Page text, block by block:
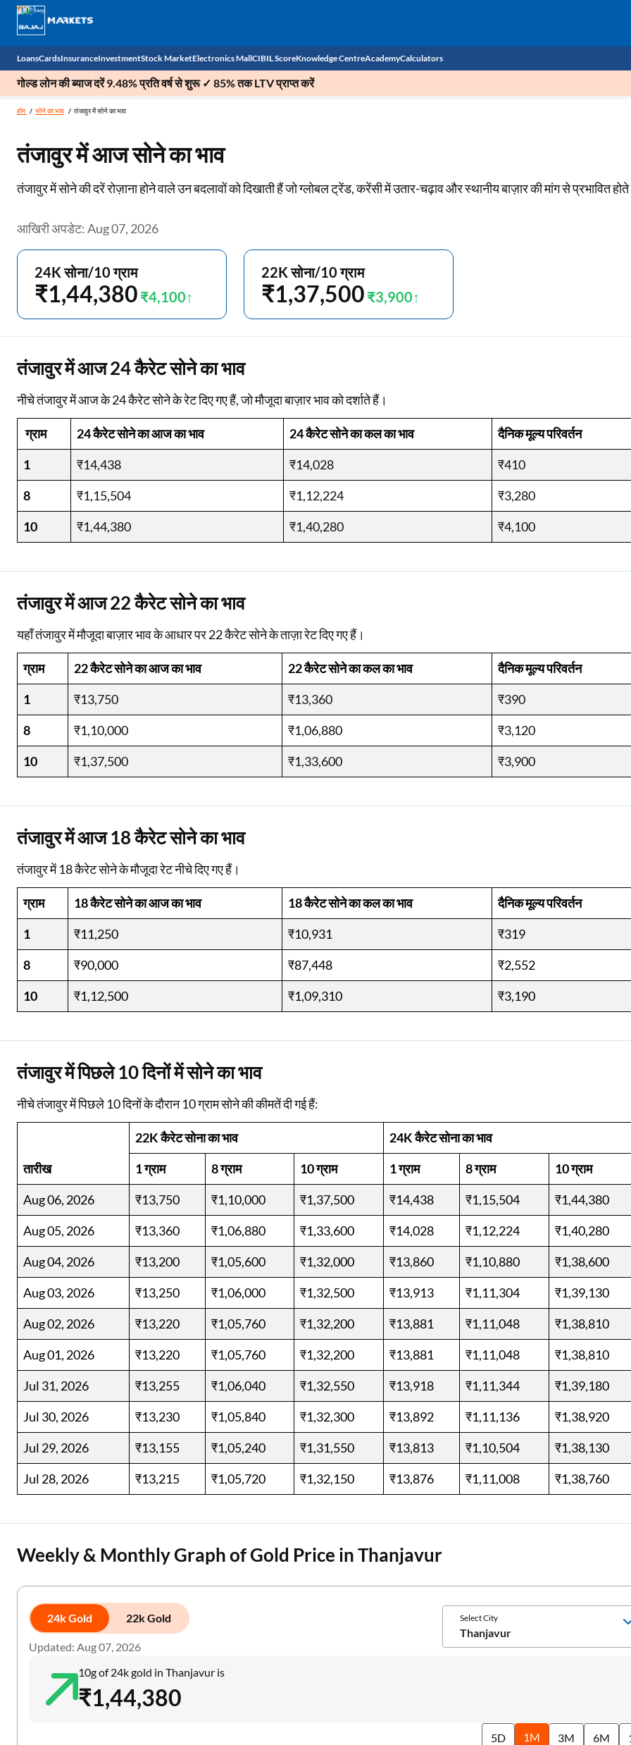
Loans
Business Loan
Home Loan
Home Loan Balance Transfer
Professional Loan
Gold Loan
Used Car Loan
Loan Against Property
ESOP Financing
Loan Against FD
Loan Against Securities
Cards
Credit Card
Forex Card
Outward Remittance
Insurance
Car Insurance
Two Wheeler Insurance
Life Insurance
Investment
Mutual Fund
National Pension Scheme (NPS)
Sovereign Gold Bond (SGB)
Bonds
Stock Market
Stocks
IPO
Stock Brokers
Stock Market News
Electronics Mall
Power Banks
Kitchen Appliances
Air conditioner
Television
CIBIL Score
Check CIBIL Score
Knowledge Centre
Sahamati
AcademyCalculators
Business Loan EMI Calculator
Home Loan Eligibility Calculator
Two-wheeler Loan EMI Calculator
IDV Calculator
Health Insurance Premium Calculator
Car Insurance Premium Calculator
Bike Insurance Premium Calculator
गोल्ड लोन की ब्याज दरें 9.48% प्रति वर्ष से शुरू ✓ 85% तक LTV प्राप्त करें
होम सोने का भाव तंजावुर में सोने का भाव
तंजावुर में आज सोने का भाव
तंजावुर में सोने की दरें रोज़ाना होने वाले उन बदलावों को दिखाती हैं जो ग्लोबल ट्रेंड, करेंसी में उतार-चढ़ाव और स्थानीय बाज़ार की मांग से प्रभावित
आखिरी अपडेट: Aug 07, 2026
24K सोना/10 ग्राम
₹1,44,380 ₹4,100
22K सोना/10 ग्राम
₹1,37,500 ₹3,900
तंजावुर में आज 24 कैरेट सोने का भाव
नीचे तंजावुर में आज के 24 कैरेट सोने के रेट दिए गए हैं, जो मौजूदा बाज़ार भाव को दर्शाते हैं।
ग्राम 24 कैरेट सोने का आज का भाव 24 कैरेट सोने का कल का भाव
दैनिक मूल्य परिवर्तन
1
₹14,438 ₹14,028
₹410
8
₹1,15,504 ₹1,12,224
₹3,280
10
₹1,44,380 ₹1,40,280 ₹4,100
तंजावुर में आज 22 कैरेट सोने का भाव
यहाँ तंजावुर में मौजूदा बाज़ार भाव के आधार पर 22 कैरेट सोने के ताज़ा रेट दिए गए हैं।
ग्राम 22 कैरेट सोने का आज का भाव 22 कैरेट सोने का कल का भाव
दैनिक मूल्य परिवर्तन
1
₹13,750 ₹13,360
₹390
8
₹1,10,000 ₹1,06,880
₹3,120
10
₹1,37,500 ₹1,33,600 ₹3,900
तंजावुर में आज 18 कैरेट सोने का भाव
तंजावुर में 18 कैरेट सोने के मौजूदा रेट नीचे दिए गए हैं।
ग्राम 18 कैरेट सोने का आज का भाव 18 कैरेट सोने का कल का भाव
दैनिक मूल्य परिवर्तन
1
₹11,250 ₹10,931
₹319
8
₹90,000 ₹87,448
₹2,552
10
₹1,12,500 ₹1,09,310 ₹3,190
तंजावुर में पिछले 10 दिनों में सोने का भाव
नीचे तंजावुर में पिछले 10 दिनों के दौरान 10 ग्राम सोने की कीमतें दी गई हैं:
तारीख
22K कैरेट सोना का भाव
24K कैरेट सोना का भाव
1 ग्राम
8 ग्राम 10 ग्राम 1 ग्राम 8 ग्राम
10 ग्राम
Aug 06, 2026
₹13,750 ₹1,10,000 ₹1,37,500 ₹14,438 ₹1,15,504
₹1,44,380
Aug 05, 2026
₹13,360 ₹1,06,880 ₹1,33,600 ₹14,028 ₹1,12,224
₹1,40,280
Aug 04, 2026
₹13,200 ₹1,05,600 ₹1,32,000 ₹13,860 ₹1,10,880
₹1,38,600
Aug 03, 2026
₹13,250 ₹1,06,000 ₹1,32,500 ₹13,913 ₹1,11,304
₹1,39,130
Aug 02, 2026
₹13,220 ₹1,05,760 ₹1,32,200 ₹13,881 ₹1,11,048
₹1,38,810
Aug 01, 2026
₹13,220 ₹1,05,760 ₹1,32,200 ₹13,881 ₹1,11,048
₹1,38,810
Jul 31, 2026
₹13,255 ₹1,06,040 ₹1,32,550 ₹13,918 ₹1,11,344
₹1,39,180
Jul 30, 2026
₹13,230 ₹1,05,840 ₹1,32,300 ₹13,892 ₹1,11,136
₹1,38,920
Jul 29, 2026
₹13,155 ₹1,05,240 ₹1,31,550 ₹13,813 ₹1,10,504
₹1,38,130
Jul 28, 2026
₹13,215 ₹1,05,720 ₹1,32,150 ₹13,876 ₹1,11,008 ₹1,38,760
Weekly & Monthly Graph of Gold Price in Thanjavur
24k Gold 22k Gold
Updated: Aug 07, 2026
Select City
Thanjavur
10g of 24k gold in Thanjavur is
₹1,44,380
5D 1M 3M 6M